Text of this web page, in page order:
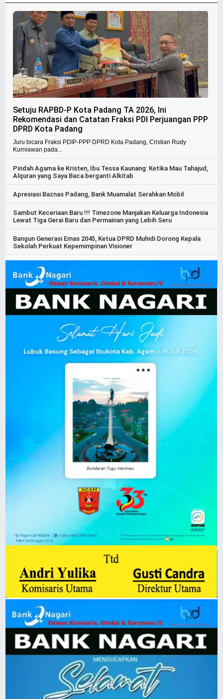
Setuju RAPBD-P Kota Padang TA 2026, Ini
Rekomendasi dan Catatan Fraksi PDI Perjuangan PPP
DPRD Kota Padang
Juru bicara Fraksi PDIP-PPP DPRD Kota Padang, Cristian Rudy
Kurniawan pada...
Pindah Agama ke Kristen, Ibu Tessa Kaunang: Ketika Mau Tahajud,
Alquran yang Saya Baca berganti Alkitab
Apresiasi Baznas Padang, Bank Muamalat Serahkan Mobil
Sambut Keceriaan Baru !!! Timezone Manjakan Keluarga Indonesia
Lewat Tiga Gerai Baru dan Permainan yang Lebih Seru
Bangun Generasi Emas 2045, Ketua DPRD Muhidi Dorong Kepala
Sekolah Perkuat Kepemimpinan Visioner